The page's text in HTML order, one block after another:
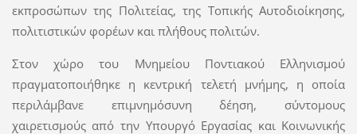
εκπροσώπων της Πολιτείας, της Τοπικής Αυτοδιοίκησης,
πολιτιστικών φορέων και πλήθους πολιτών.
Στον χώρο του Μνημείου Ποντιακού Ελληνισμού
πραγματοποιήθηκε η κεντρική τελετή μνήμης, η οποία
περιλάμβανε επιμνημόσυνη δέηση, σύντομους
χαιρετισμούς από την Υπουργό Εργασίας και Κοινωνικής